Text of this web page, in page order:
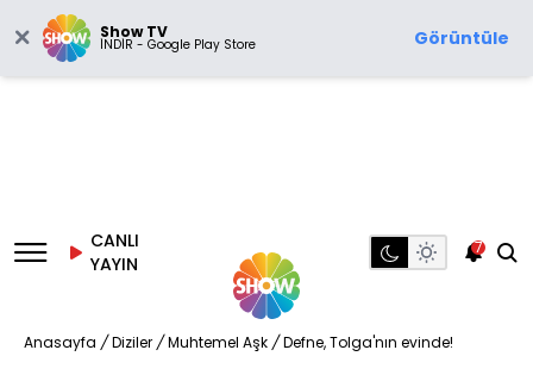
Show TV
İNDİR - Google Play Store Görüntüle
CANLI
YAYIN
7
Anasayfa / Diziler / Muhtemel Aşk / Defne, Tolga'nın evinde!